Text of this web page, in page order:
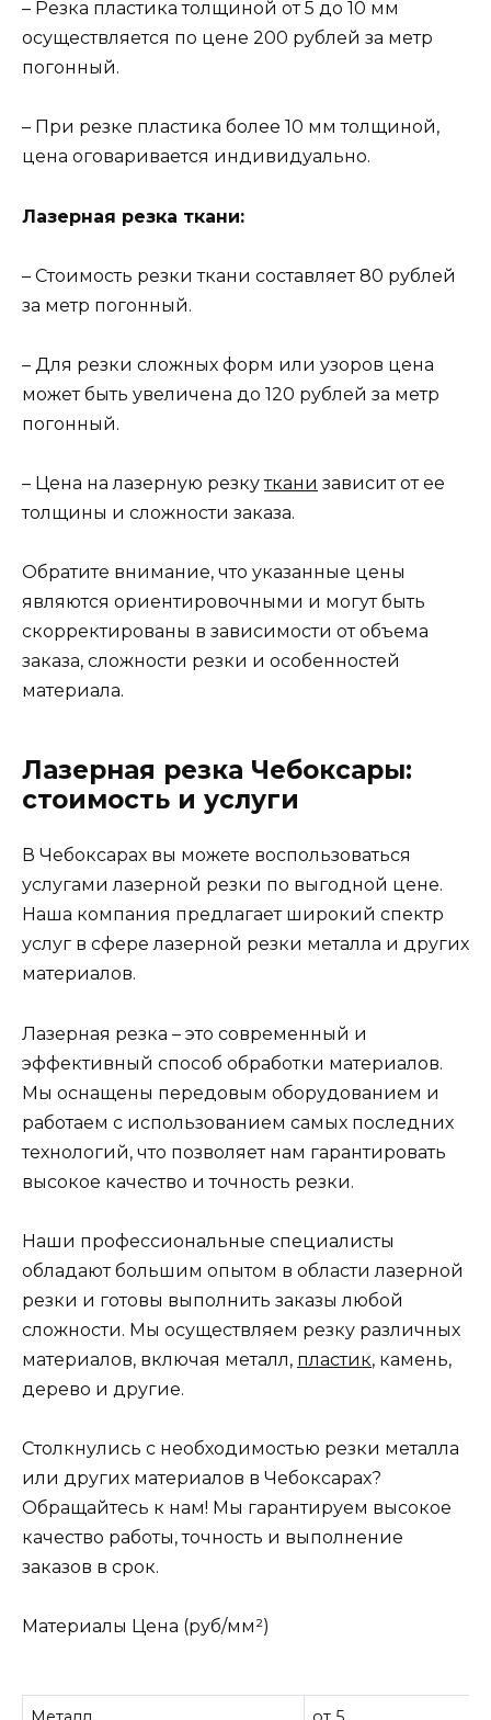
– Резка пластика толщиной от 5 до 10 мм
осуществляется по цене 200 рублей за метр
погонный.
– При резке пластика более 10 мм толщиной,
цена оговаривается индивидуально.
Лазерная резка ткани:
– Стоимость резки ткани составляет 80 рублей
за метр погонный.
– Для резки сложных форм или узоров цена
может быть увеличена до 120 рублей за метр
погонный.
– Цена на лазерную резкуткани зависит от ее
толщины и сложности заказа.
Обратите внимание, что указанные цены
являются ориентировочными и могут быть
скорректированы в зависимости от объема
заказа, сложности резки и особенностей
материала.
Лазерная резка Чебоксары:
стоимость и услуги
В Чебоксарах вы можете воспользоваться
услугами лазерной резки по выгодной цене.
Наша компания предлагает широкий спектр
услуг в сфере лазерной резки металла и других
материалов.
Лазерная резка – это современный и
эффективный способ обработки материалов.
Мы оснащены передовым оборудованием и
работаем с использованием самых последних
технологий, что позволяет нам гарантировать
высокое качество и точность резки.
Наши профессиональные специалисты
обладают большим опытом в области лазерной
резки и готовы выполнить заказы любой
сложности. Мы осуществляем резку различных
материалов, включая металл, пластик, камень,
дерево и другие.
Столкнулись с необходимостью резки металла
или других материалов в Чебоксарах?
Обращайтесь к нам! Мы гарантируем высокое
качество работы, точность и выполнение
заказов в срок.
Материалы Цена (руб/мм²)